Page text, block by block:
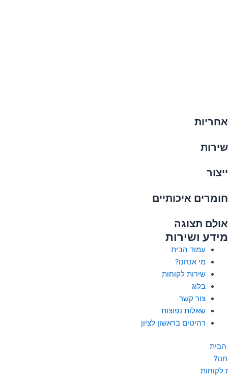
אחריות
שירות
ייצור
חומרים איכותיים
אולם תצוגה
מידע ושירות
עמוד הבית
מי אנחנו?
שירות לקוחות
בלוג
צור קשר
שאלות נפוצות
רהיטים בראשון לציון
הבית
לקוחות